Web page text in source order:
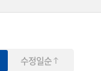
수정일순